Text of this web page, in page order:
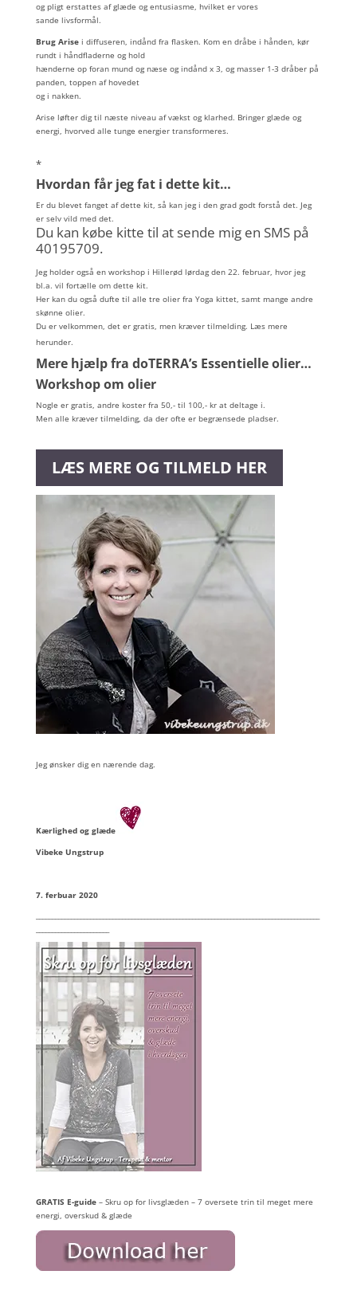
og pligt erstattes af glæde og entusiasme, hvilket er vores
sande livsformål.
Brug Arisei diffuseren, indånd fra flasken. Kom en dråbe i hånden, kør
rundt i håndfladerne og hold
hænderne op foran mund og næse og indånd x 3, og masser 1-3 dråber på
panden, toppen af hovedet
og i nakken.
Arise løfter dig til næste niveau af vækst og klarhed. Bringer glæde og
energi, hvorved alle tunge energier transformeres.
*
Hvordan får jeg fat i dette kit…
Er du blevet fanget af dette kit, så kan jeg i den grad godt forstå det. Jeg
er selv vild med det.
Du kan købe kitte til at sende mig en SMS på
40195709.
Jeg holder også en workshop i Hillerød lørdag den 22. februar, hvor jeg
bl.a. vil fortælle om dette kit.
Her kan du også dufte til alle tre olier fra Yoga kittet, samt mange andre
skønne olier.
Du er velkommen, det er gratis, men kræver tilmelding. Læs mere
herunder.
Mere hjælp fra doTERRA’s Essentielle olier…
Workshop om olier
Nogle er gratis, andre koster fra 50,- til 100,- kr at deltage i.
Men alle kræver tilmelding, da der ofte er begrænsede pladser.
LÆS MERE OG TILMELD HER
Jeg ønsker dig en nærende dag.
Kærlighed og glæde
Vibeke Ungstrup
7. ferbuar 2020
GRATIS E-guide– Skru op for livsglæden – 7 oversete trin til meget mere
energi, overskud & glæde